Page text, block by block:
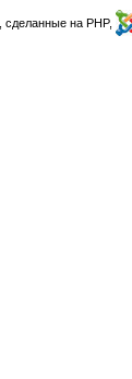
, сделанные на PHP,